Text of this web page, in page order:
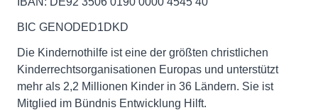
BIC GENODED1DKD
Die Kindernothilfe ist eine der größten christlichen
Kinderrechtsorganisationen Europas und unterstützt
mehr als 2,2 Millionen Kinder in 36 Ländern. Sie ist
Mitglied im Bündnis Entwicklung Hilft.